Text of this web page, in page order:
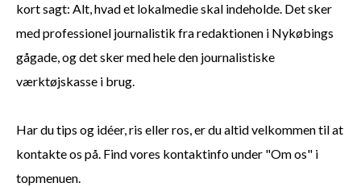
kort sagt: Alt, hvad et lokalmedie skal indeholde. Det sker
med professionel journalistik fra redaktionen i Nykøbings
gågade, og det sker med hele den journalistiske
værktøjskasse i brug.
Har du tips og idéer, ris eller ros, er du altid velkommen til at
kontakte os på. Find vores kontaktinfo under "Om os" i
topmenuen.